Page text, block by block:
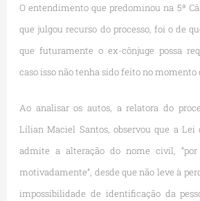
O entendimento que predominou na 5ª
que julgou recurso do processo, foi o de
que futuramente o ex-cônjuge possa
caso isso não tenha sido feito no momento
Ao analisar os autos, a relatora do
Lílian Maciel Santos, observou que a Lei
admite a alteração do nome civil,
motivadamente”, desde que não leve à
impossibilidade de identificação da